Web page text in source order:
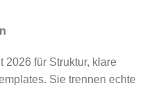
2026 für Struktur, klare
Sie trennen echte